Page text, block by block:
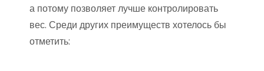
а потому позволяет лучше контролировать
вес. Среди других преимуществ хотелось бы
отметить: